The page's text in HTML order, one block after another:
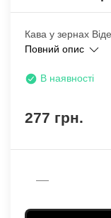
Кава у зернах
Повний опис
В наявності
277 грн.